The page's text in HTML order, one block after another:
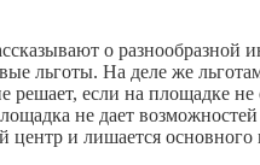
о разнообразной
льготы. На деле же
если на площадке не
не дает
и лишается